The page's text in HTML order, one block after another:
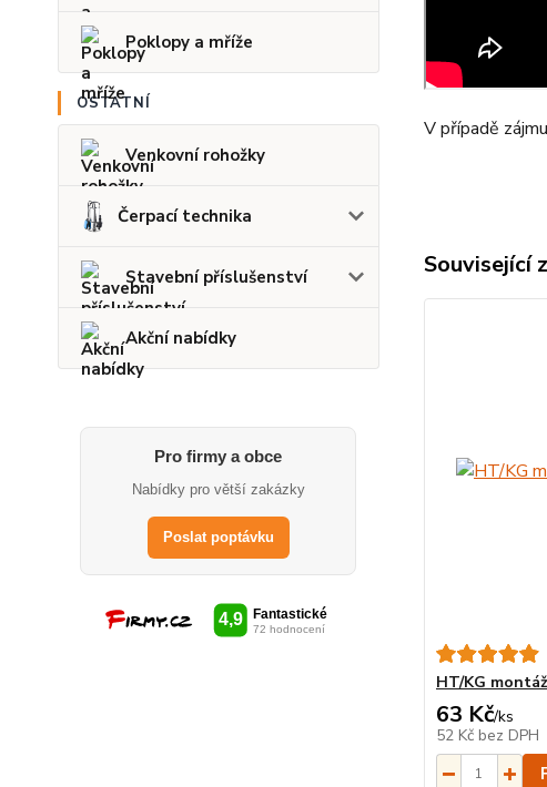
Poklopy a mříže
OSTATNÍ
Venkovní rohožky
Čerpací technika
Stavební příslušenství
Akční nabídky
Pro firmy a obce
Nabídky pro větší zakázky
Poslat poptávku
V případě
Související
HT/KG
63 Kč/ks
52 Kč bez DPH